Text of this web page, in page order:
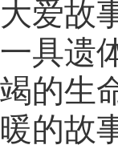
大爱故
一具遗
竭的生
暖的故